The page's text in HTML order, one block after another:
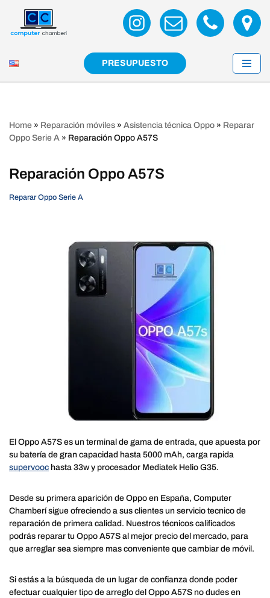
Saltar
PRESUPUESTO
Home » Reparación móviles » Asistencia técnica Oppo » Reparar
Oppo Serie A » Reparación Oppo A57S
Reparación Oppo A57S
Reparar Oppo Serie A
El Oppo A57S es un terminal de gama de entrada, que apuesta por
su batería de gran capacidad hasta 5000 mAh, carga rapida
supervooc hasta 33w y procesador Mediatek Helio G35.
Desde su primera aparición de Oppo en España, Computer
Chamberí sigue ofreciendo a sus clientes un servicio tecnico de
reparación de primera calidad. Nuestros técnicos calificados
podrás reparar tu Oppo A57S al mejor precio del mercado, para
que arreglar sea siempre mas conveniente que cambiar de móvil.
Si estás a la búsqueda de un lugar de confianza donde poder
efectuar cualquier tipo de arreglo del Oppo A57S no dudes en